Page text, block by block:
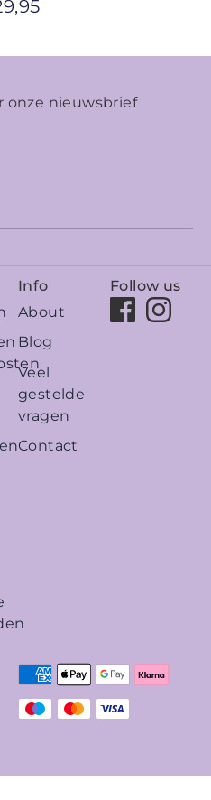
onze nieuwsbrief
Info
About
Blog
Veel
gestelde
vragen
Contact
Follow us